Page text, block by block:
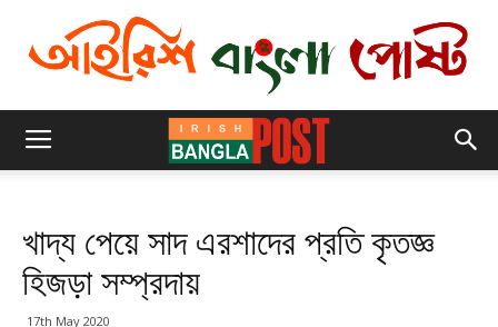
খাদ্য পেয়ে সাদ এরশাদের প্রতি কৃতজ্ঞ
হিজড়া সম্প্রদায়
17th May 2020